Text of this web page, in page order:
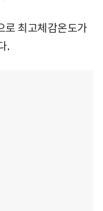
로 최고체감온도가
.